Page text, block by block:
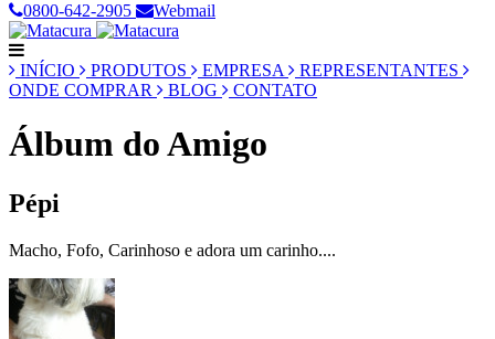
0800-642-2905 Webmail
INÍCIO PRODUTOS EMPRESA
REPRESENTANTES
ONDE COMPRAR
BLOG CONTATO
Álbum do Amigo
Pépi
Macho, Fofo, Carinhoso e adora um carinho....